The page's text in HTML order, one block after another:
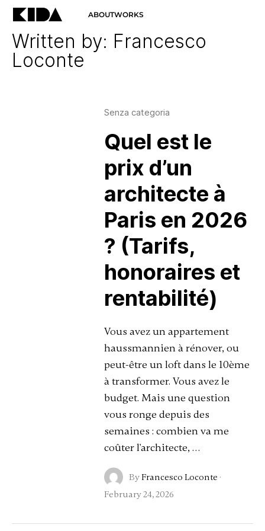
ABOUTWORKS
Written by: Francesco
Loconte
Senza categoria
Quel est le
prix d’un
architecte à
Paris en 2026
? (Tarifs,
honoraires et
rentabilité)
Vous avez un appartement
haussmannien à rénover, ou
peut-être un loft dans le 10ème
à transformer. Vous avez le
budget. Mais une question
vous ronge depuis des
semaines : combien va me
coûter l'architecte, …
ByFrancesco Loconte ·
February 24, 2026